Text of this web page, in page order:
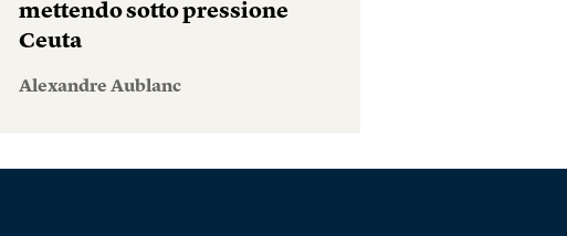
mettendo sotto pressione
Ceuta
Alexandre Aublanc